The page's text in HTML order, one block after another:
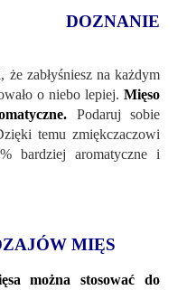
zabłyśniesz na każdym
o niebo lepiej. Mięso
Podaruj sobie
temu zmiękczaczowi
bardziej aromatyczne i
MIĘS
można stosować do